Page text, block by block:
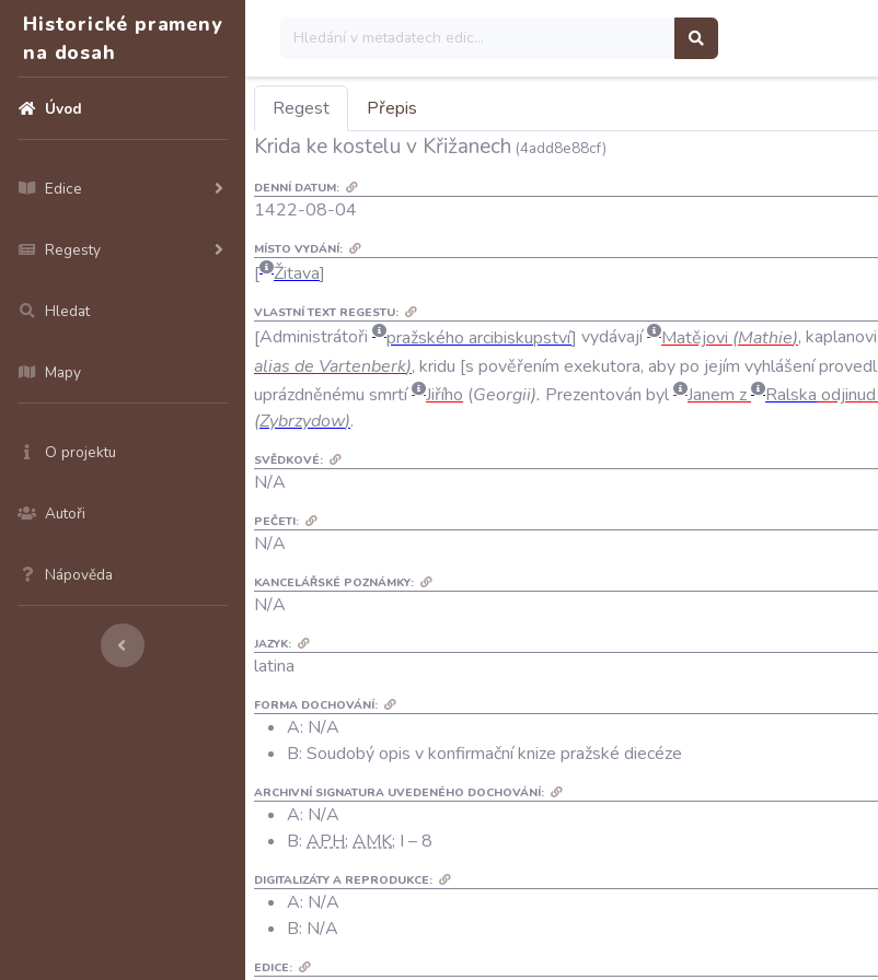
Historické prameny
na dosah
Úvod
Edice
Regesty
Hledat
Mapy
O projektu
Autoři
Nápověda
Regest Přepis
Krida ke kostelu v Křižanech (4add8e88cf)
DENNÍ DATUM:
1422-08-04
MÍSTO VYDÁNÍ:
Žitava
VLASTNÍ TEXT REGESTU:
Administrátoři pražského arcibiskupství vydávají Matějovi (Mathie), kaplanovi
alias de Vartenberk), kridu s pověřením exekutora, abypo jejím vyhlášeníprovedl
uprázdněnému smrtí Jiřího (Georgii). Prezentován byl Janem z Ralska odjinud
(Zybrzydow).
SVĚDKOVÉ:
N/A
PEČETI:
N/A
KANCELÁŘSKÉ POZNÁMKY:
N/A
JAZYK:
latina
FORMA DOCHOVÁNÍ:
A: N/A
B: Soudobý opis v konfirmační knize pražské diecéze
ARCHIVNÍ SIGNATURA UVEDENÉHO DOCHOVÁNÍ:
A: N/A
B: APH; AMK; I – 8
DIGITALIZÁTY A REPRODUKCE:
A: N/A
B: N/A
EDICE: